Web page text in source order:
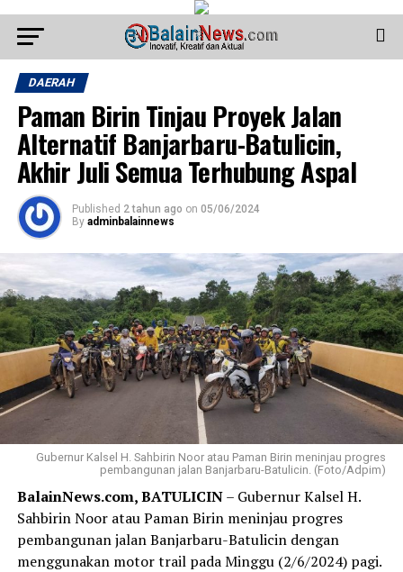
DAERAH
Paman Birin Tinjau Proyek Jalan
Alternatif Banjarbaru-Batulicin,
Akhir Juli Semua Terhubung Aspal
Published 2 tahun ago on 05/06/2024
By adminbalainnews
Gubernur Kalsel H. Sahbirin Noor atau Paman Birin meninjau progres
pembangunan jalan Banjarbaru-Batulicin. (Foto/Adpim)
BalainNews.com, BATULICIN– Gubernur Kalsel H.
Sahbirin Noor atau Paman Birin meninjau progres
pembangunan jalan Banjarbaru-Batulicin dengan
menggunakan motor trail pada Minggu (2/6/2024) pagi.